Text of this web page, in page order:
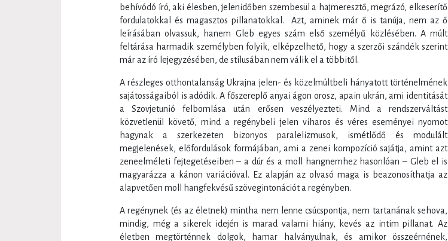
behívódó író, aki élesben, jelenidőben szembesül a hajmeresztő, megrázó, elkeserítő
fordulatokkal és magasztos pillanatokkal. Azt, aminek már ő is tanúja, nem az ő
leírásában olvassuk, hanem Gleb egyes szám első személyű közlésében. A múlt
feltárása harmadik személyben folyik, elképzelhető, hogy a szerzői szándék szerint
már az író lejegyzésében, de stílusában nem válik el a többitől.
A részleges otthontalanság Ukrajna jelen- és közelmúltbeli hányatott történelmének
sajátosságaiból is adódik. A főszereplő anyai ágon orosz, apain ukrán, ami identitását
a Szovjetunió felbomlása után erősen veszélyezteti. Mind a rendszerváltást
közvetlenül követő, mind a regénybeli jelen viharos és véres eseményei nyomot
hagynak a szerkezeten bizonyos paralelizmusok, ismétlődő és modulált
megjelenések, előfordulások formájában, ami a zenei kompozíció sajátja, amint azt
zeneelméleti fejtegetéseiben – a dúr és a moll hangnemhez hasonlóan – Gleb el is
magyarázza a kánon variációval. Ez alapján az olvasó maga is beazonosíthatja az
alapvetően moll hangfekvésű szövegintonációt a regényben.
A regénynek (és az életnek) mintha nem lenne csúcspontja, nem tartanának sehova,
mindig, még a sikerek idején is marad valami hiány, kevés az intim pillanat. Az
életben megtörténnek dolgok, hamar halványulnak, és amikor összeérnének,